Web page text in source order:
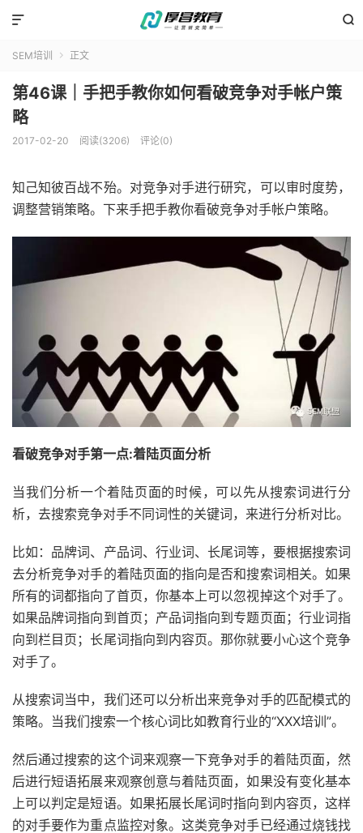


SEM培训  正文
第46课｜手把手教你如何看破竞争对手帐户策
略
2017-02-20 阅读(3206) 评论(0)
知己知彼百战不殆。对竞争对手进行研究，可以审时度势，
调整营销策略。下来手把手教你看破竞争对手帐户策略。
看破竞争对手第一点:着陆页面分析
当我们分析一个着陆页面的时候，可以先从搜索词进行分
析，去搜索竞争对手不同词性的关键词，来进行分析对比。
比如：品牌词、产品词、行业词、长尾词等，要根据搜索词
去分析竞争对手的着陆页面的指向是否和搜索词相关。如果
所有的词都指向了首页，你基本上可以忽视掉这个对手了。
如果品牌词指向到首页；产品词指向到专题页面；行业词指
向到栏目页；长尾词指向到内容页。那你就要小心这个竞争
对手了。
从搜索词当中，我们还可以分析出来竞争对手的匹配模式的
策略。当我们搜索一个核心词比如教育行业的“XXX培训”。
然后通过搜索的这个词来观察一下竞争对手的着陆页面，然
后进行短语拓展来观察创意与着陆页面，如果没有变化基本
上可以判定是短语。如果拓展长尾词时指向到内容页，这样
的对手要作为重点监控对象。这类竞争对手已经通过烧钱找